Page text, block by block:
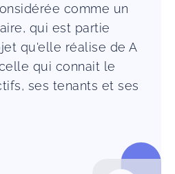
comme un
qui est partie
qu'elle réalise de A
qui connait le
ses tenants et ses